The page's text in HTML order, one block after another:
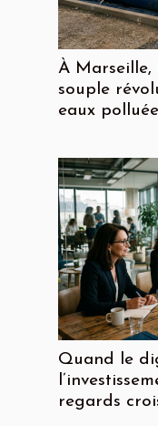
À
souple
eaux
Quand le
regards